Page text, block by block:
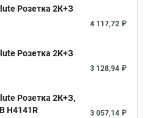
Розетка 2К+З
4 117,72 ₽
Розетка 2К+З
3 128,94 ₽
Розетка 2К+З,
H4141R
3 057,14 ₽